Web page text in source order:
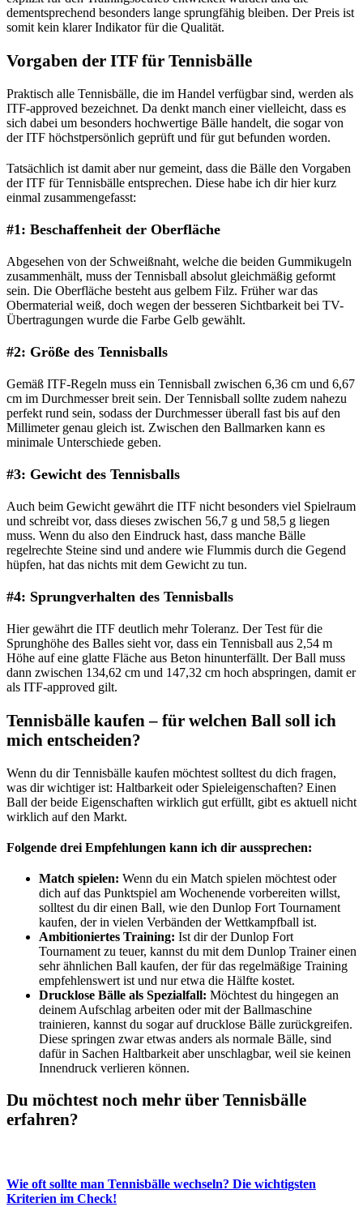
dementsprechend besonders lange sprungfähig bleiben. Der Preis ist
somit kein klarer Indikator für die Qualität.
Vorgaben der ITF für Tennisbälle
Praktisch alle Tennisbälle, die im Handel verfügbar sind, werden als
ITF-approved bezeichnet. Da denkt manch einer vielleicht, dass es
sich dabei um besonders hochwertige Bälle handelt, die sogar von
der ITF höchstpersönlich geprüft und für gut befunden worden.
Tatsächlich ist damit aber nur gemeint, dass die Bälle den Vorgaben
der ITF für Tennisbälle entsprechen. Diese habe ich dir hier kurz
einmal zusammengefasst:
#1: Beschaffenheit der Oberfläche
Abgesehen von der Schweißnaht, welche die beiden Gummikugeln
zusammenhält, muss der Tennisball absolut gleichmäßig geformt
sein. Die Oberfläche besteht aus gelbem Filz. Früher war das
Obermaterial weiß, doch wegen der besseren Sichtbarkeit bei TV-
Übertragungen wurde die Farbe Gelb gewählt.
#2: Größe des Tennisballs
Gemäß ITF-Regeln muss ein Tennisball zwischen 6,36 cm und 6,67
cm im Durchmesser breit sein. Der Tennisball sollte zudem nahezu
perfekt rund sein, sodass der Durchmesser überall fast bis auf den
Millimeter genau gleich ist. Zwischen den Ballmarken kann es
minimale Unterschiede geben.
#3: Gewicht des Tennisballs
Auch beim Gewicht gewährt die ITF nicht besonders viel Spielraum
und schreibt vor, dass dieses zwischen 56,7 g und 58,5 g liegen
muss. Wenn du also den Eindruck hast, dass manche Bälle
regelrechte Steine sind und andere wie Flummis durch die Gegend
hüpfen, hat das nichts mit dem Gewicht zu tun.
#4: Sprungverhalten des Tennisballs
Hier gewährt die ITF deutlich mehr Toleranz. Der Test für die
Sprunghöhe des Balles sieht vor, dass ein Tennisball aus 2,54 m
Höhe auf eine glatte Fläche aus Beton hinunterfällt. Der Ball muss
dann zwischen 134,62 cm und 147,32 cm hoch abspringen, damit er
als ITF-approved gilt.
Tennisbälle kaufen – für welchen Ball soll ich
mich entscheiden?
Wenn du dir Tennisbälle kaufen möchtest solltest du dich fragen,
was dir wichtiger ist: Haltbarkeit oder Spieleigenschaften? Einen
Ball der beide Eigenschaften wirklich gut erfüllt, gibt es aktuell nicht
wirklich auf den Markt.
Folgende drei Empfehlungen kann ich dir aussprechen:
Match spielen: Wenn du ein Match spielen möchtest oder
dich auf das Punktspiel am Wochenende vorbereiten willst,
solltest du dir einen Ball, wie den Dunlop Fort Tournament
kaufen, der in vielen Verbänden der Wettkampfball ist.
Ambitioniertes Training: Ist dir der Dunlop Fort
Tournament zu teuer, kannst du mit dem Dunlop Trainer einen
sehr ähnlichen Ball kaufen, der für das regelmäßige Training
empfehlenswert ist und nur etwa die Hälfte kostet.
Drucklose Bälle als Spezialfall: Möchtest du hingegen an
deinem Aufschlag arbeiten oder mit der Ballmaschine
trainieren, kannst du sogar auf drucklose Bälle zurückgreifen.
Diese springen zwar etwas anders als normale Bälle, sind
dafür in Sachen Haltbarkeit aber unschlagbar, weil sie keinen
Innendruck verlieren können.
Du möchtest noch mehr über Tennisbälle
erfahren?
Wie oft sollte man Tennisbälle wechseln? Die wichtigsten
Kriterien im Check!